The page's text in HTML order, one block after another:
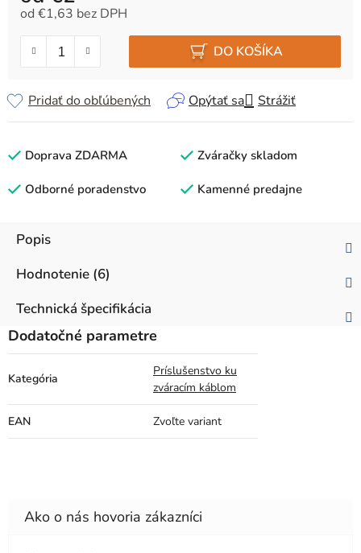
od €1,63 bez DPH
DO KOŠÍKA
Opýtať sa Strážiť
Pridať do obľúbených
Doprava ZDARMA Zváračky skladom
Odborné poradenstvo Kamenné predajne
Popis
Hodnotenie (6)
Technická špecifikácia
Dodatočné parametre
Kategória
Príslušenstvo ku
zváracím káblom
EAN Zvoľte variant